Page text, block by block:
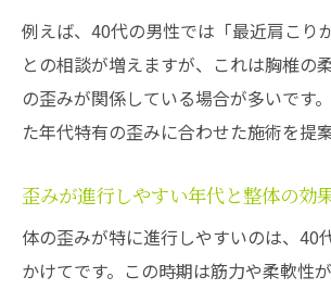
例えば、40代の男性では「最近肩こり
との相談が増えますが、これは胸椎の
の歪みが関係している場合が多いです
た年代特有の歪みに合わせた施術を提
歪みが進行しやすい年代と整体の効
体の歪みが特に進行しやすいのは、40
かけてです。この時期は筋力や柔軟性